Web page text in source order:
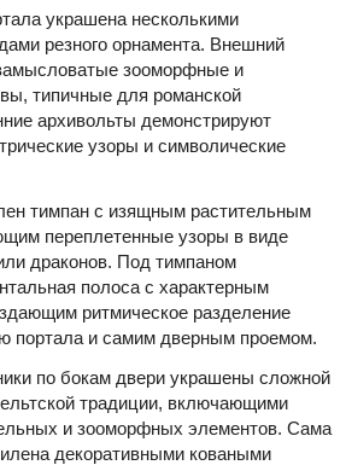
украшена несколькими
резного орнамента. Внешний
зооморфные и
типичные для романской
архивольты демонстрируют
узоры и символические
тимпан с изящным растительным
переплетенные узоры в виде
драконов. Под тимпаном
полоса с характерным
ритмическое разделение
портала и самим дверным проемом.
по бокам двери украшены сложной
традиции, включающими
и зооморфных элементов. Сама
декоративными коваными